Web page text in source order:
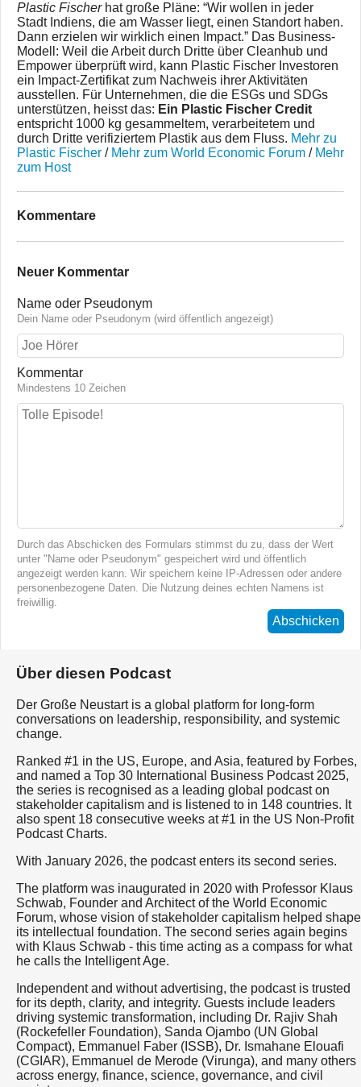
Plastic Fischerhat große Pläne: “Wir wollen in jeder
Stadt Indiens, die am Wasser liegt, einen Standort haben.
Dann erzielen wir wirklich einen Impact.” Das Business-
Modell: Weil die Arbeit durch Dritte über Cleanhub und
Empower überprüft wird, kann Plastic Fischer Investoren
ein Impact-Zertifikat zum Nachweis ihrer Aktivitäten
ausstellen. Für Unternehmen, die die ESGs und SDGs
unterstützen, heisst das: Ein Plastic Fischer Credit
entspricht 1000 kg gesammeltem, verarbeitetem und
durch Dritte verifiziertem Plastik aus dem Fluss. Mehr zu
Plastic Fischer / Mehr zum World Economic Forum / Mehr
zum Host
Kommentare
Neuer Kommentar
Name oder Pseudonym
Dein Name oder Pseudonym (wird öffentlich angezeigt)
Kommentar
Mindestens 10 Zeichen
Durch das Abschicken des Formulars stimmst du zu, dass der Wert
unter "Name oder Pseudonym" gespeichert wird und öffentlich
angezeigt werden kann. Wir speichern keine IP-Adressen oder andere
personenbezogene Daten. Die Nutzung deines echten Namens ist
freiwillig.
Abschicken
Über diesen Podcast
Der Große Neustart is a global platform for long-form
conversations on leadership, responsibility, and systemic
change.
Ranked #1 in the US, Europe, and Asia, featured by Forbes,
and named a Top 30 International Business Podcast 2025,
the series is recognised as a leading global podcast on
stakeholder capitalism and is listened to in 148 countries. It
also spent 18 consecutive weeks at #1 in the US Non-Profit
Podcast Charts.
With January 2026, the podcast enters its second series.
The platform was inaugurated in 2020 with Professor Klaus
Schwab, Founder and Architect of the World Economic
Forum, whose vision of stakeholder capitalism helped shape
its intellectual foundation. The second series again begins
with Klaus Schwab - this time acting as a compass for what
he calls the Intelligent Age.
Independent and without advertising, the podcast is trusted
for its depth, clarity, and integrity. Guests include leaders
driving systemic transformation, including Dr. Rajiv Shah
(Rockefeller Foundation), Sanda Ojambo (UN Global
Compact), Emmanuel Faber (ISSB), Dr. Ismahane Elouafi
(CGIAR), Emmanuel de Merode (Virunga), and many others
across energy, finance, science, governance, and civil